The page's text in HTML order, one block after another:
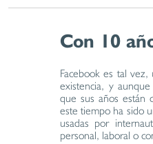
Con 10
Facebook es tal
existencia, y
que sus años están
este tiempo ha sido
usadas por
personal, laboral o